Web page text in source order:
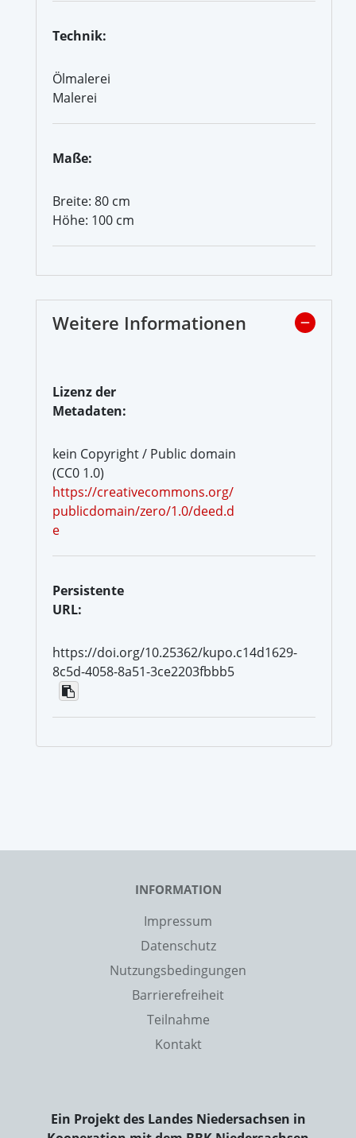
Technik:
Ölmalerei
Malerei
Maße:
Breite: 80 cm
Höhe: 100 cm
Weitere Informationen
Lizenz der
Metadaten:
kein Copyright / Public domain
(CC0 1.0)
https://creativecommons.org/
publicdomain/zero/1.0/deed.d
e
Persistente
URL:
https://doi.org/10.25362/kupo.c14d1629-
8c5d-4058-8a51-3ce2203fbbb5
INFORMATION
Impressum
Datenschutz
Nutzungsbedingungen
Barrierefreiheit
Teilnahme
Kontakt
Ein Projekt des Landes Niedersachsen in